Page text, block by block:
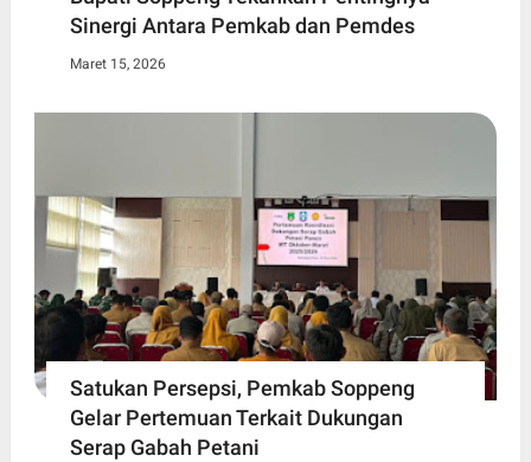
Sinergi Antara Pemkab dan Pemdes
Maret 15, 2026
Satukan Persepsi, Pemkab Soppeng
Gelar Pertemuan Terkait Dukungan
Serap Gabah Petani